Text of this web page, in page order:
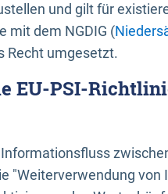
und gilt für
mit dem NGDIG (
Recht umgesetzt.
EU-PSI-
"Weiterverwendung